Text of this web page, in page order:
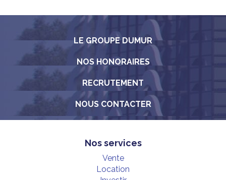
LE GROUPE DUMUR
NOS HONORAIRES
RECRUTEMENT
NOUS CONTACTER
Nos services
Vente
Location